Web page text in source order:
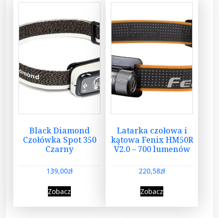
Black Diamond
Czołówka Spot 350
Czarny
139,00zł
Zobacz
Latarka czołowa i
kątowa Fenix HM50R
V2.0 – 700 lumenów
220,58zł
Zobacz